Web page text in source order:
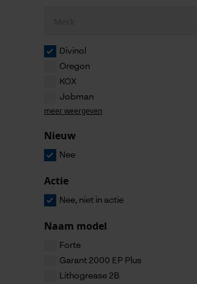
Divinol
Oregon
KOX
Jobman
meer weergeven
Nieuw
Nee
Actie
Nee, niet in actie
Naam model
Forte
Garant 2000 EP Plus
Lithogrease 2B